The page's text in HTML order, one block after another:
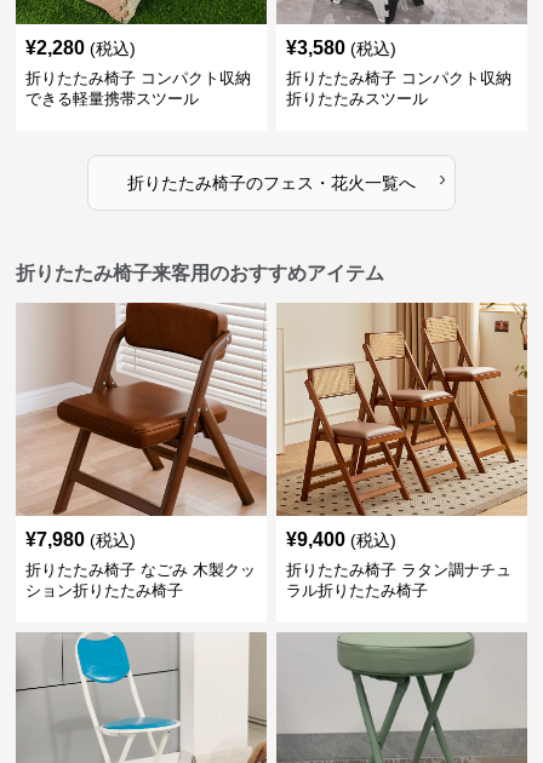
¥2,280 (税込)
折りたたみ椅子 コンパクト収納
できる軽量携帯スツール
¥3,580 (税込)
折りたたみ椅子 コンパクト収納
折りたたみスツール
折りたたみ椅子のフェス・花火一覧へ ›
折りたたみ椅子来客用のおすすめアイテム
¥7,980 (税込)
折りたたみ椅子 なごみ 木製クッ
ション折りたたみ椅子
¥9,400 (税込)
折りたたみ椅子 ラタン調ナチュ
ラル折りたたみ椅子